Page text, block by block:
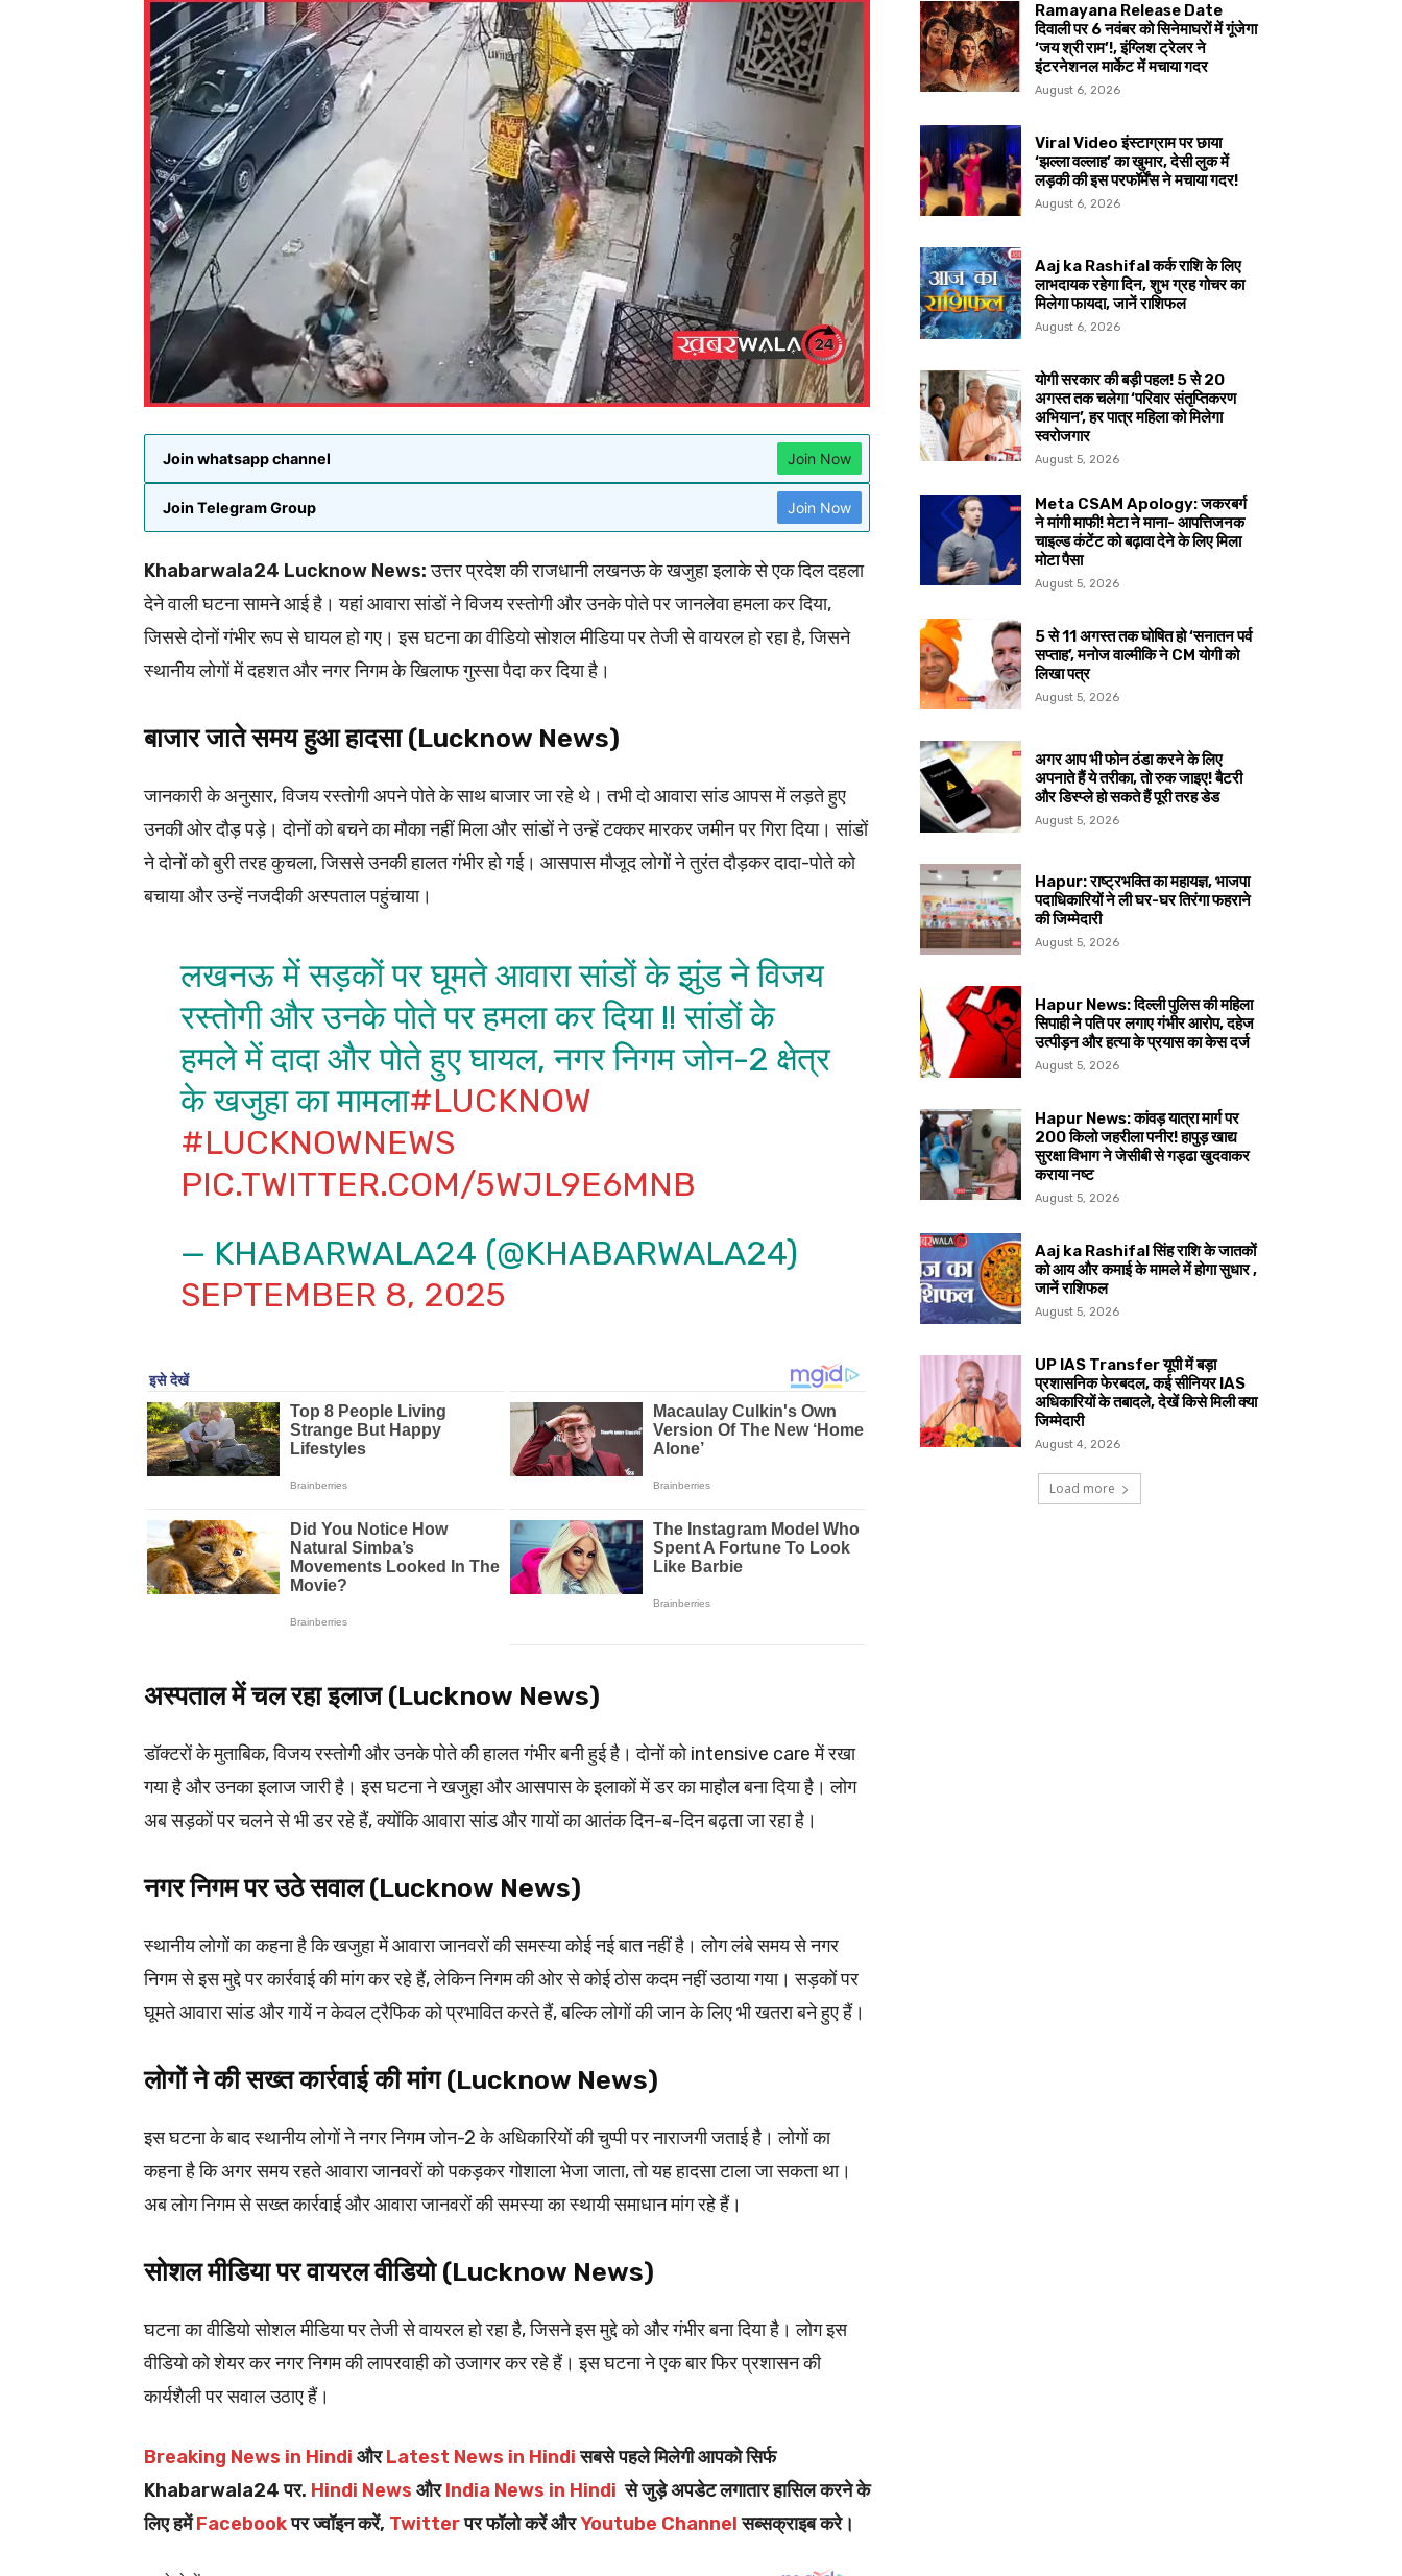
Join whatsapp channel Join Now
Join Telegram Group Join Now
Khabarwala24 Lucknow News:उत्तर प्रदेश की राजधानी लखनऊ के खजुहा इलाके से एक दिल दहला
देने वाली घटना सामने आई है। यहां आवारा सांडों ने विजय रस्तोगी और उनके पोते पर जानलेवा हमला कर दिया,
जिससे दोनों गंभीर रूप से घायल हो गए। इस घटना का वीडियो सोशल मीडिया पर तेजी से वायरल हो रहा है, जिसने
स्थानीय लोगों में दहशत और नगर निगम के खिलाफ गुस्सा पैदा कर दिया है।
बाजार जाते समय हुआ हादसा (Lucknow News)
जानकारी के अनुसार, विजय रस्तोगी अपने पोते के साथ बाजार जा रहे थे। तभी दो आवारा सांड आपस में लड़ते हुए
उनकी ओर दौड़ पड़े। दोनों को बचने का मौका नहीं मिला और सांडों ने उन्हें टक्कर मारकर जमीन पर गिरा दिया। सांडों
ने दोनों को बुरी तरह कुचला, जिससे उनकी हालत गंभीर हो गई। आसपास मौजूद लोगों ने तुरंत दौड़कर दादा-पोते को
बचाया और उन्हें नजदीकी अस्पताल पहुंचाया।
लखनऊ में सड़कों पर घूमते आवारा सांडों के झुंड ने विजय
रस्तोगी और उनके पोते पर हमला कर दिया !! सांडों के
हमले में दादा और पोते हुए घायल, नगर निगम जोन-2 क्षेत्र
के खजुहा का मामला#LUCKNOW
#LUCKNOWNEWS
PIC.TWITTER.COM/5WJL9E6MNB
— KHABARWALA24 (@KHABARWALA24)
SEPTEMBER 8, 2025
अस्पताल में चल रहा इलाज (Lucknow News)
डॉक्टरों के मुताबिक, विजय रस्तोगी और उनके पोते की हालत गंभीर बनी हुई है। दोनों को intensive care में रखा
गया है और उनका इलाज जारी है। इस घटना ने खजुहा और आसपास के इलाकों में डर का माहौल बना दिया है। लोग
अब सड़कों पर चलने से भी डर रहे हैं, क्योंकि आवारा सांड और गायों का आतंक दिन-ब-दिन बढ़ता जा रहा है।
नगर निगम पर उठे सवाल (Lucknow News)
स्थानीय लोगों का कहना है कि खजुहा में आवारा जानवरों की समस्या कोई नई बात नहीं है। लोग लंबे समय से नगर
निगम से इस मुद्दे पर कार्रवाई की मांग कर रहे हैं, लेकिन निगम की ओर से कोई ठोस कदम नहीं उठाया गया। सड़कों पर
घूमते आवारा सांड और गायें न केवल ट्रैफिक को प्रभावित करते हैं, बल्कि लोगों की जान के लिए भी खतरा बने हुए हैं।
लोगों ने की सख्त कार्रवाई की मांग (Lucknow News)
इस घटना के बाद स्थानीय लोगों ने नगर निगम जोन-2 के अधिकारियों की चुप्पी पर नाराजगी जताई है। लोगों का
कहना है कि अगर समय रहते आवारा जानवरों को पकड़कर गोशाला भेजा जाता, तो यह हादसा टाला जा सकता था।
अब लोग निगम से सख्त कार्रवाई और आवारा जानवरों की समस्या का स्थायी समाधान मांग रहे हैं।
सोशल मीडिया पर वायरल वीडियो (Lucknow News)
घटना का वीडियो सोशल मीडिया पर तेजी से वायरल हो रहा है, जिसने इस मुद्दे को और गंभीर बना दिया है। लोग इस
वीडियो को शेयर कर नगर निगम की लापरवाही को उजागर कर रहे हैं। इस घटना ने एक बार फिर प्रशासन की
कार्यशैली पर सवाल उठाए हैं।
Breaking News in Hindi औरLatest News in Hindiसबसे पहले मिलेगी आपको सिर्फ
Khabarwala24 पर. Hindi News औरIndia News in Hindi से जुड़े अपडेट लगातार हासिल करने के
लिए हमेंFacebookपर ज्वॉइन करें, Twitterपर फॉलो करें औरYoutube Channelसब्सक्राइब करे।
Ramayana Release Date
दिवाली पर 6 नवंबर को सिनेमाघरों में गूंजेगा
‘जय श्री राम’!, इंग्लिश ट्रेलर ने
इंटरनेशनल मार्केट में मचाया गदर
August 6, 2026
Viral Video इंस्टाग्राम पर छाया
‘झल्ला वल्लाह’ का खुमार, देसी लुक में
लड़की की इस परफॉर्मेंस ने मचाया गदर!
August 6, 2026
Aaj ka Rashifal कर्क राशि के लिए
लाभदायक रहेगा दिन, शुभ ग्रह गोचर का
मिलेगा फायदा, जानें राशिफल
August 6, 2026
योगी सरकार की बड़ी पहल! 5 से 20
अगस्त तक चलेगा ‘परिवार संतृप्तिकरण
अभियान’, हर पात्र महिला को मिलेगा
स्वरोजगार
August 5, 2026
Meta CSAM Apology: जकरबर्ग
ने मांगी माफी! मेटा ने माना- आपत्तिजनक
चाइल्ड कंटेंट को बढ़ावा देने के लिए मिला
मोटा पैसा
August 5, 2026
5 से 11 अगस्त तक घोषित हो ‘सनातन पर्व
सप्ताह’, मनोज वाल्मीकि ने CM योगी को
लिखा पत्र
August 5, 2026
अगर आप भी फोन ठंडा करने के लिए
अपनाते हैं ये तरीका, तो रुक जाइए! बैटरी
और डिस्प्ले हो सकते हैं पूरी तरह डेड
August 5, 2026
Hapur: राष्ट्रभक्ति का महायज्ञ, भाजपा
पदाधिकारियों ने ली घर-घर तिरंगा फहराने
की जिम्मेदारी
August 5, 2026
Hapur News: दिल्ली पुलिस की महिला
सिपाही ने पति पर लगाए गंभीर आरोप, दहेज
उत्पीड़न और हत्या के प्रयास का केस दर्ज
August 5, 2026
Hapur News: कांवड़ यात्रा मार्ग पर
200 किलो जहरीला पनीर! हापुड़ खाद्य
सुरक्षा विभाग ने जेसीबी से गड्ढा खुदवाकर
कराया नष्ट
August 5, 2026
Aaj ka Rashifal सिंह राशि के जातकों
को आय और कमाई के मामले में होगा सुधार ,
जानें राशिफल
August 5, 2026
UP IAS Transfer यूपी में बड़ा
प्रशासनिक फेरबदल, कई सीनियर IAS
अधिकारियों के तबादले, देखें किसे मिली क्या
जिम्मेदारी
August 4, 2026
Load more